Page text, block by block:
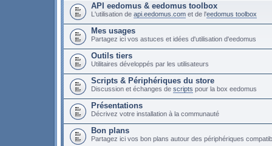
API eedomus & eedomus toolbox
L'utilisation de api.eedomus.com et de l'eedomus toolbox
Mes usages
Partagez ici vos astuces et idées d'utilisation d'eedomus
Outils tiers
Utilitaires développés par les utilisateurs
Scripts & Périphériques du store
Discussion et échanges de scripts pour la box eedomus
Présentations
Décrivez votre installation à la communauté
Bon plans
Partagez ici vos bon plans autour des périphériques